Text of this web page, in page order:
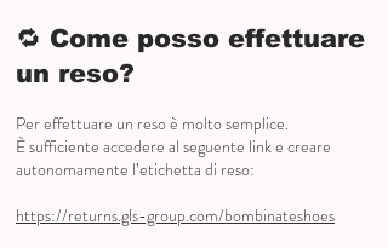
🔁 Come posso effettuare
un reso?
Per effettuare un reso è molto semplice.
È sufficiente accedere al seguente link e creare
autonomamente l’etichetta di reso:
https://returns.gls-group.com/bombinateshoes